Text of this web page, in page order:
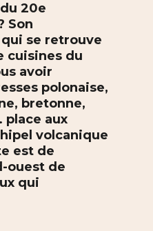
20e
Son
se retrouve
cuisines du
avoir
polonaise,
bretonne,
aux
volcanique
est de
ouest de
qui